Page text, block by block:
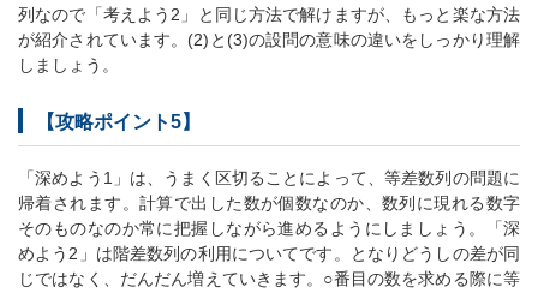
列なので「考えよう2」と同じ方法で解けますが、もっと楽な方法
が紹介されています。(2)と(3)の設問の意味の違いをしっかり理解
しましょう。
【攻略ポイント5】
「深めよう1」は、うまく区切ることによって、等差数列の問題に
帰着されます。計算で出した数が個数なのか、数列に現れる数字
そのものなのか常に把握しながら進めるようにしましょう。「深
めよう2」は階差数列の利用についてです。となりどうしの差が同
じではなく、だんだん増えていきます。○番目の数を求める際に等